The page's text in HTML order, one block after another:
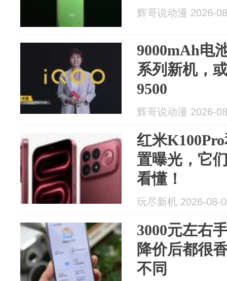
辉哥说动漫 2026-
9000mAh电
系列新机，
9500
辉哥说动漫 2026-
红米
置曝光，它
看懂！
玩尽新机 2026-08-
3000元左右
降价后都很
不同